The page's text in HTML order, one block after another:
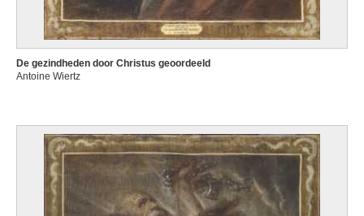
De gezindheden door Christus geoordeeld
Antoine Wiertz